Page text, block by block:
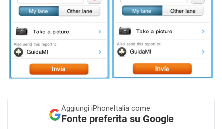
Aggiungi iPhoneItalia come
Fonte preferita su Google